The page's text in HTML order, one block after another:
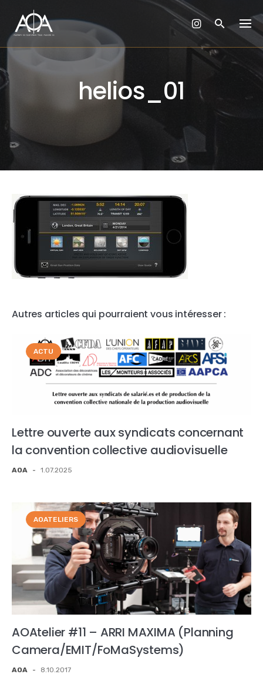
content
helios_01
Autres articles qui pourraient vous intéresser :
ACTU
Lettre ouverte aux syndicats concernant
la convention collective audiovisuelle
AOA - 1.07.2025
AOATELIERS
AOAtelier #11 – ARRI MAXIMA (Planning
Camera/EMIT/FoMaSystems)
AOA - 8.10.2017